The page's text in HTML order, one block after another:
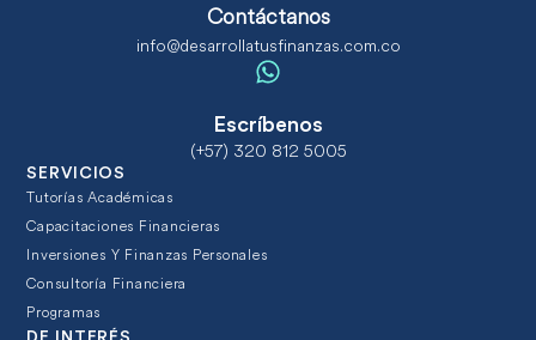
Contáctanos
info@desarrollatusfinanzas.com.co
Escríbenos
(+57) 320 812 5005
SERVICIOS
Tutorías Académicas
Capacitaciones Financieras
Inversiones Y Finanzas Personales
Consultoría Financiera
Programas